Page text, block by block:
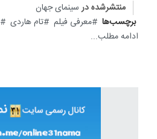
منتشرشده در سینمای جهان
برچسب‌ها
معرفی فیلم تام هاردی
ادامه مطلب...